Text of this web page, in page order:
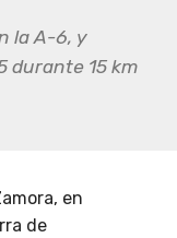
la A-6, y
durante 15 km
en
de